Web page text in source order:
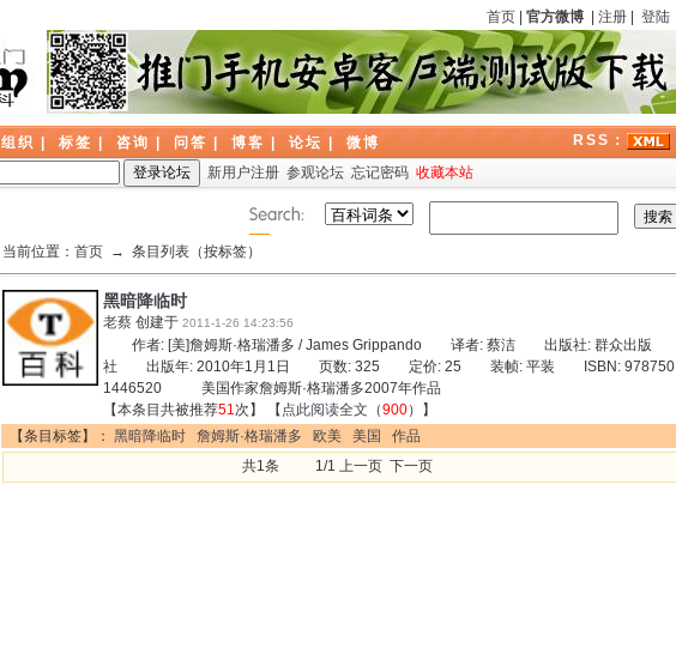
首页 官方微博 注册 登陆
组织 标签 咨询 问答 博客 论坛 微博
RSS：
新用户注册 参观论坛 忘记密码 收藏本站
当前位置： 首页 → 条目列表（按标签）
黑暗降临时
老蔡 创建于 2011-1-26 14:23:56
作者: [美]詹姆斯·格瑞潘多 / James Grippando 译者: 蔡洁 出版社: 群众出版
社 出版年: 2010年1月1日 页数: 325 定价: 25 装帧: 平装 ISBN: 978750
1446520 美国作家詹姆斯·格瑞潘多2007年作品
【本条目共被推荐51次】 【 点此阅读全文 （900）】
【条目标签】： 黑暗降临时 詹姆斯·格瑞潘多 欧美 美国
作品
共1条 1/1 上一页 下一页